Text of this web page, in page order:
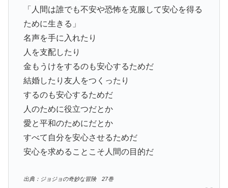
「人間は誰でも不安や恐怖を克服して安心を得る
ために生きる」
名声を手に入れたり
人を支配したり
金もうけをするのも安心するためだ
結婚したり友人をつくったり
するのも安心するためだ
人のために役立つだとか
愛と平和のためにだとか
すべて自分を安心させるためだ
安心を求めることこそ人間の目的だ
出典：ジョジョの奇妙な冒険 27巻